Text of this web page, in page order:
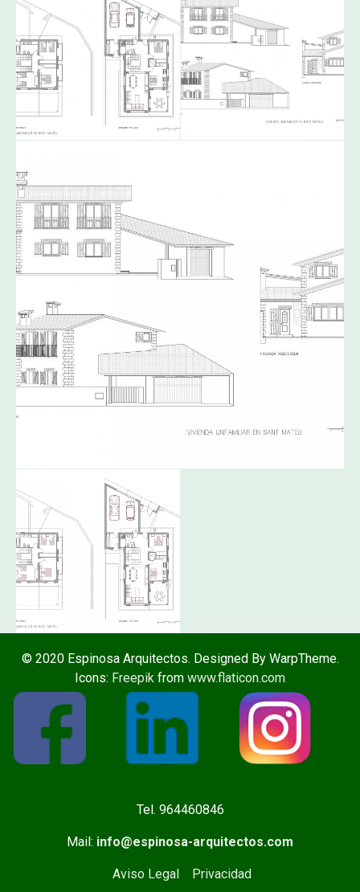
© 2020 Espinosa Arquitectos. Designed By WarpTheme.
Icons: Freepik from www.flaticon.com
Tel. 964460846
Mail: info@espinosa-arquitectos.com
Aviso Legal Privacidad